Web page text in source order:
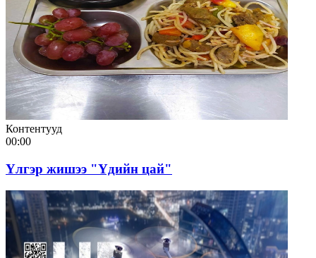
Контентууд
00:00
Үлгэр жишээ "Үдийн цай"